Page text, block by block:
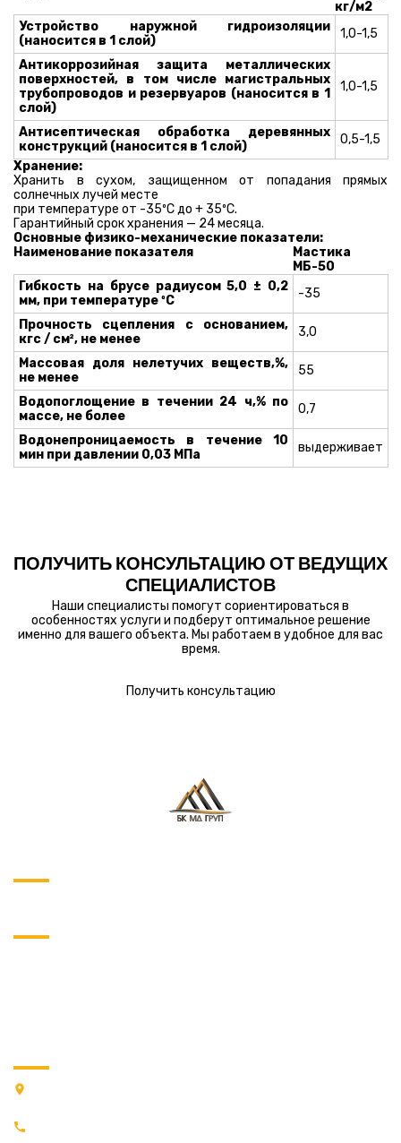
кг/м2
Устройство наружной гидроизоляции
(наносится в 1 слой)
1,0-1,5
Антикоррозийная защита металлических
поверхностей, в том числе магистральных
трубопроводов и резервуаров (наносится в 1
слой)
1,0-1,5
Антисептическая обработка деревянных
конструкций (наносится в 1 слой)
0,5-1,5
Хранение:
Хранить в сухом, защищенном от попадания прямых
солнечных лучей месте
при температуре от -35ºС до + 35ºС.
Гарантийный срок хранения — 24 месяца.
Основные физико-механические показатели:
Наименование показателя
Мастика
МБ-50
Гибкость на брусе радиусом 5,0 ± 0,2
мм, при температуре ºС
-35
Прочность сцепления с основанием,
кгс / см², не менее
3,0
Массовая доля нелетучих веществ,%,
не менее
55
Водопоглощение в течении 24 ч,% по
массе, не более
0,7
Водонепроницаемость в течение 10
мин при давлении 0,03 МПа
выдерживает
ПОЛУЧИТЬ КОНСУЛЬТАЦИЮ ОТ ВЕДУЩИХ
СПЕЦИАЛИСТОВ
Наши специалисты помогут сориентироваться в
особенностях услуги и подберут оптимальное решение
именно для вашего объекта. Мы работаем в удобное для вас
время.
Получить консультацию